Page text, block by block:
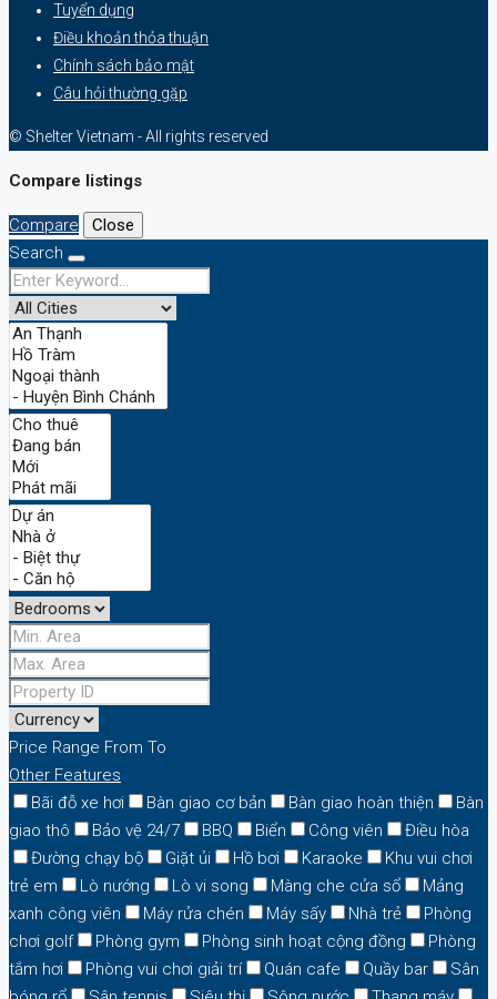
Tuyển dụng
Điều khoản thỏa thuận
Chính sách bảo mật
Câu hỏi thường gặp
© Shelter Vietnam - All rights reserved
Compare listings
Compare
Close
Search
Price Range From To
Other Features
Bãi đỗ xe hơi
Bàn giao cơ bản Bàn giao hoàn thiện
Bàn
giao thô
Bảo vệ 24/7 BBQ Biển Công viên
Điều hòa
Đường chạy bộ
Giặt ủi Hồ bơi Karaoke
Khu vui chơi
trẻ em
Lò nướng Lò vi song Màng che cửa sổ
Mảng
xanh công viên
Máy rửa chén Máy sấy Nhà trẻ
Phòng
chơi golf
Phòng gym Phòng sinh hoạt cộng đồng
Phòng
tắm hơi
Phòng vui chơi giải trí Quán cafe Quầy bar
Sân